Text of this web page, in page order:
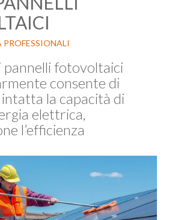
pannelli fotovoltaici
consente di
la capacità di
elettrica,
l’efficienza